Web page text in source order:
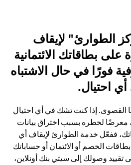
الطوارئ" لإيقاف
على بطاقاتك الائتمانية
فورًا في حال الاشتباه
احتيال.
القصوى. إذا كنت تشك في أي احتيال
لخطره بسبب اختراق بيانات
ففعّل خدمة الطوارئ لإيقاف أي
الخصم أو الائتمان أو حساباتك
وصولك إلى سيتي بنك أونلاين،